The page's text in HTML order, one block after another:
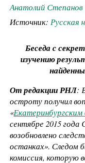
Анатолий Степанов
Источник: Русская
Беседа с
изучению
От редакции РНЛ:
остроту получил
«
сентябре 2015
возобновлено
останках». Следом
комиссия, которую